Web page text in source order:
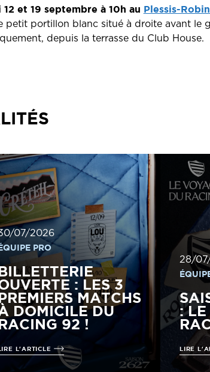
et 19 septembre à 10h au Plessis-
petit portillon blanc situé à droite avant le
depuis la terrasse du Club House.
07/2026
PRO
: LES 3
MATCHS
DOMICILE DU
92 !
L'ARTICLE
28/
:
LIRE